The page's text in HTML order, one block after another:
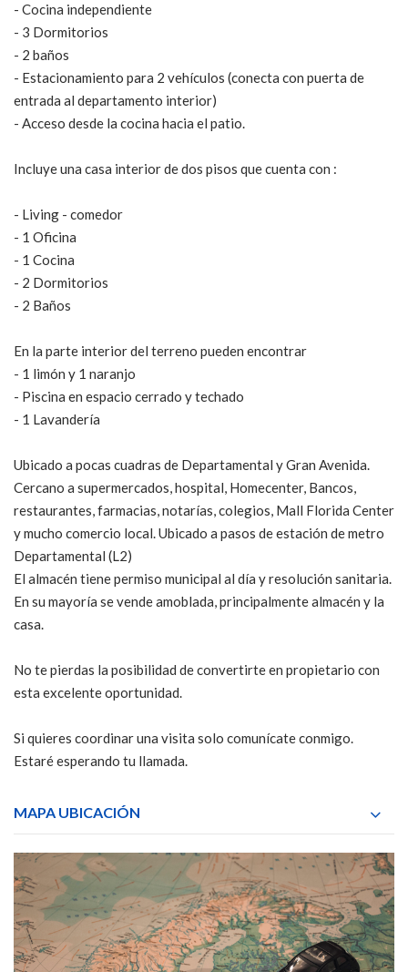
- Cocina independiente
- 3 Dormitorios
- 2 baños
- Estacionamiento para 2 vehículos (conecta con puerta de
entrada al departamento interior)
- Acceso desde la cocina hacia el patio.
Incluye una casa interior de dos pisos que cuenta con :
- Living - comedor
- 1 Oficina
- 1 Cocina
- 2 Dormitorios
- 2 Baños
En la parte interior del terreno pueden encontrar
- 1 limón y 1 naranjo
- Piscina en espacio cerrado y techado
- 1 Lavandería
Ubicado a pocas cuadras de Departamental y Gran Avenida.
Cercano a supermercados, hospital, Homecenter, Bancos,
restaurantes, farmacias, notarías, colegios, Mall Florida Center
y mucho comercio local. Ubicado a pasos de estación de metro
Departamental (L2)
El almacén tiene permiso municipal al día y resolución sanitaria.
En su mayoría se vende amoblada, principalmente almacén y la
casa.
No te pierdas la posibilidad de convertirte en propietario con
esta excelente oportunidad.
Si quieres coordinar una visita solo comunícate conmigo.
Estaré esperando tu llamada.
MAPA UBICACIÓN